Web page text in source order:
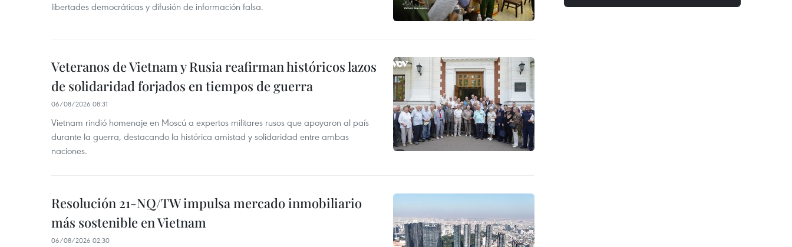
libertades democráticas y difusión de información falsa.
Veteranos de Vietnam y Rusia reafirman históricos lazos
de solidaridad forjados en tiempos de guerra
06/08/2026 08:31
Vietnam rindió homenaje en Moscú a expertos militares rusos que apoyaron al país
durante la guerra, destacando la histórica amistad y solidaridad entre ambas
naciones.
Resolución 21-NQ/TW impulsa mercado inmobiliario
más sostenible en Vietnam
06/08/2026 02:30